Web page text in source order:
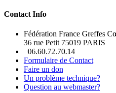
Contact Info
Fédération France Greffes
36 rue Petit 75019 PARIS
06.60.72.70.14
Formulaire de Contact
Faire un don
Un problème technique?
Question au webmaster?